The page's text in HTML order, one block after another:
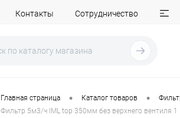
Контакты Сотрудничество
Главная страница • Каталог товаров •
Фильтр 5м3/ч IML top 350мм без верхнего вентиля 1